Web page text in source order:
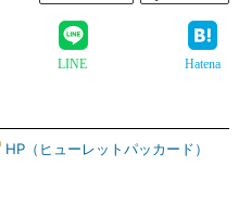
LINE Hatena
HP（ヒューレットパッカード）